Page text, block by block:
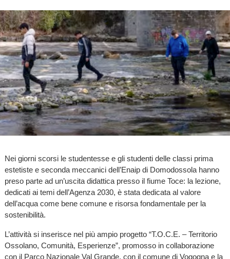
Nei giorni scorsi le studentesse e gli studenti delle classi prima
estetiste e seconda meccanici dell’Enaip di Domodossola hanno
preso parte ad un’uscita didattica presso il fiume Toce: la lezione,
dedicati ai temi dell’Agenza 2030, è stata dedicata al valore
dell’acqua come bene comune e risorsa fondamentale per la
sostenibilità.
L’attività si inserisce nel più ampio progetto “T.O.C.E. – Territorio
Ossolano, Comunità, Esperienze”, promosso in collaborazione
con il Parco Nazionale Val Grande, con il comune di Vogogna e la